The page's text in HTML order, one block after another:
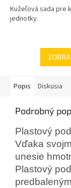
Kužeľová sada pre
jednotky.
Popis Diskusia
Podrobný
Plastový
Vďaka
unesie
Plastový